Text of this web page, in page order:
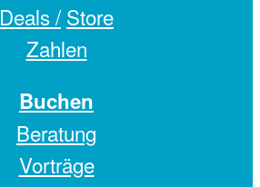
Deals / Store
Zahlen
Buchen
Beratung
Vorträge